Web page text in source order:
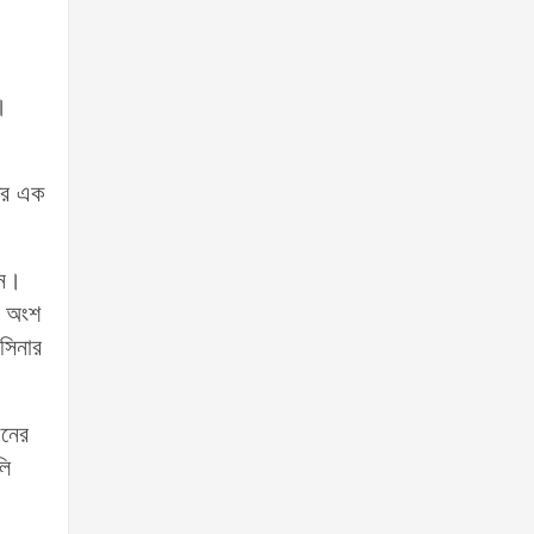
এক
অংশ